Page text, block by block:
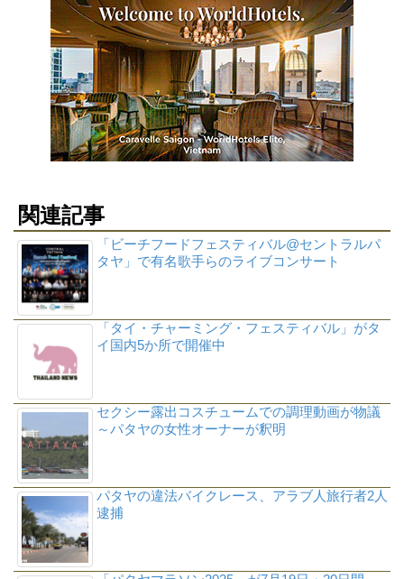
関連記事
「ビーチフードフェスティバル@セントラルパ
タヤ」で有名歌手らのライブコンサート
「タイ・チャーミング・フェスティバル」がタ
イ国内5か所で開催中
セクシー露出コスチュームでの調理動画が物議
～パタヤの女性オーナーが釈明
パタヤの違法バイクレース、アラブ人旅行者2人
逮捕